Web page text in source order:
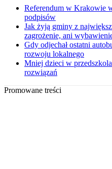
Referendum w Krakowie
podpisów
Jak żyją gminy z
zagrożenie, ani
Gdy odjechał ostatni
rozwoju lokalnego
Mniej dzieci w
rozwiązań
Promowane treści